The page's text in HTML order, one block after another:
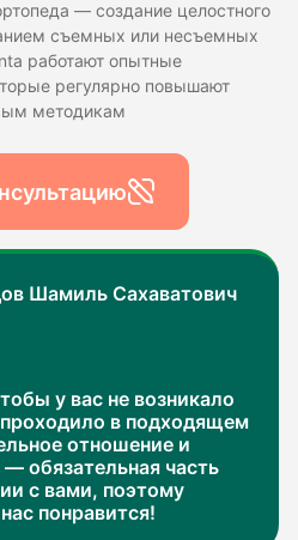
— создание целостного
съемных или несъемных
работают опытные
регулярно повышают
методикам
Шамиль Сахаватович
у вас не возникало
проходило в подходящем
отношение и
обязательная часть
с вами, поэтому
понравится!